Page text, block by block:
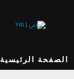
الصفحة الرئيسية